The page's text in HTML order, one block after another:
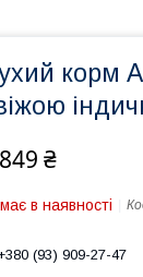
корм
₴
в наявності
(93) 909-27-47